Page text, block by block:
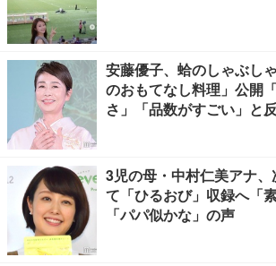
安藤優子、蛤のしゃぶし
のおもてなし料理」公開
さ」「品数がすごい」と
3児の母・中村仁美アナ
て「ひるおび」収録へ「
「パパ似かな」の声